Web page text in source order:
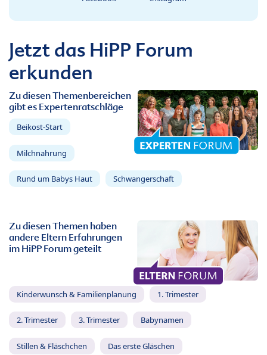
Jetzt das HiPP Forum
erkunden
Zu diesen Themenbereichen
gibt es Expertenratschläge
Beikost-Start
Milchnahrung
Rund um Babys Haut Schwangerschaft
Zu diesen Themen haben
andere Eltern Erfahrungen
im HiPP Forum geteilt
Kinderwunsch & Familienplanung 1. Trimester
2. Trimester 3. Trimester Babynamen
Stillen & Fläschchen Das erste Gläschen